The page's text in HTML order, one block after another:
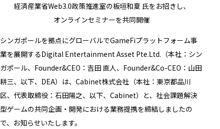
経済産業省Web3.0政策推進室の板垣和夏 氏をお招きし、
オンラインセミナーを共同開催
シンガポールを拠点にグローバルでGameFiプラットフォーム事
業を展開するDigital Entertainment Asset Pte.Ltd.（本社：シン
ガポール、Founder&CEO：吉田 直人、Founder&Co-CEO：山田
耕三、以下、DEA）は、Cabinet株式会社（本社：東京都品川
区、代表取締役：石田陽之、以下、Cabinet）と、社会課題解決
型ゲームの共同企画・開発における業務提携を締結しましたの
で、お知らせいたします。